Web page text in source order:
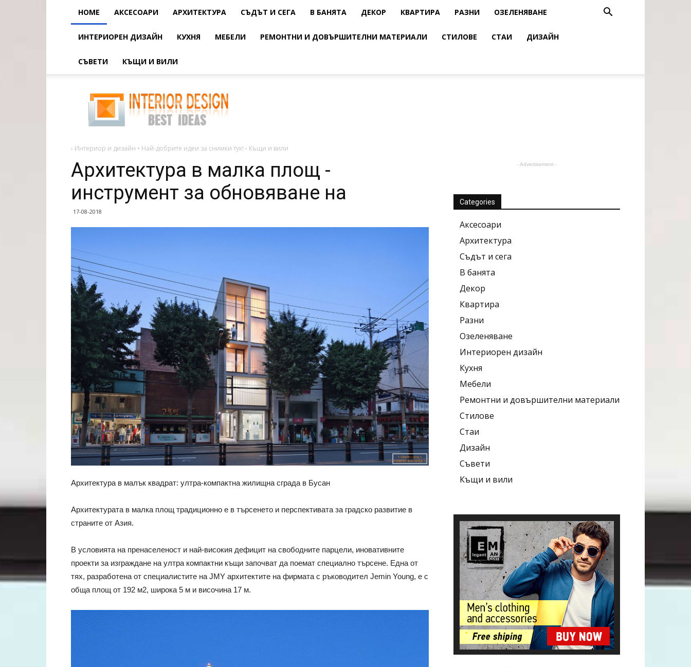
HOME АКСЕСОАРИ АРХИТЕКТУРА СЪДЪТ И СЕГА В БАНЯТА ДЕКОР КВАРТИРА РАЗНИ ОЗЕЛЕНЯВАНЕ
ИНТЕРИОРЕН ДИЗАЙН КУХНЯ МЕБЕЛИ РЕМОНТНИ И ДОВЪРШИТЕЛНИ МАТЕРИАЛИ СТИЛОВЕ СТАИ ДИЗАЙН
СЪВЕТИ КЪЩИ И ВИЛИ
в
малка
площ
-
инструмент
на
› Интериор и дизайн • Най-добрите идеи за снимки тук! › Къщи и вили
Архитектура в малка площ -
инструмент за обновяване на
17-08-2018
Архитектура в малък квадрат: ултра-компактна жилищна сграда в Бусан
Архитектурата в малка площ традиционно е в търсенето и перспективата за градско развитие в
страните от Азия.
В условията на пренаселеност и най-високия дефицит на свободните парцели, иновативните
проекти за изграждане на ултра компактни къщи започват да поемат специално търсене. Една от
тях, разработена от специалистите на JMY архитектите на фирмата с ръководител Jemin Young, е с
обща площ от 192 м2, широка 5 м и височина 17 м.
- Advertisement -
Categories
Аксесоари
Архитектура
Съдът и сега
В банята
Декор
Квартира
Разни
Озеленяване
Интериорен дизайн
Кухня
Мебели
Ремонтни и довършителни материали
Стилове
Стаи
Дизайн
Съвети
Къщи и вили